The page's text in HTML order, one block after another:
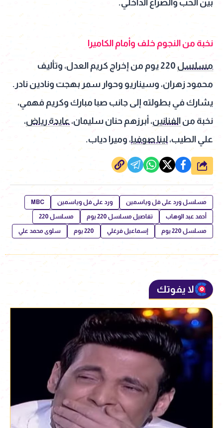
بين الحب والصراع الداخلي.
نخبة من النجوم خلف وأمام الكاميرا
مسلسل
220 يوم من إخراج كريم العدل، وتأليف
محمود زهران، وسيناريو وحوار سمر بهجت ونادين نادر.
يشارك في بطولته إلى جانب صبا مبارك وكريم فهمي،
نخبة من الفنانين، أبرزهم حنان سليمان، عايدة رياض،
علي الطيب، لينا صوفيا، وميرا دياب.
شارك
مسلسل ورد على فل وياسمين ورد على فل وياسمين MBC
أحمد عبد الوهاب تفاصيل مسلسل 220 يوم مسلسل 220
مسلسل 220 يوم إسماعيل فرغلي 220 يوم سلوى محمد علي
لا يفوتك